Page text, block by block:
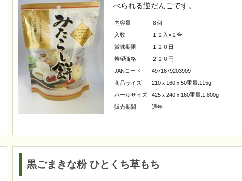
べられる逆だんごです。
内容量
８個
入数
１２入×２合
賞味期限
１２０日
希望価格
２２０円
JANコード
4971679203909
商品サイズ
210ｘ160ｘ50重量:115g
ボールサイズ
425ｘ240ｘ160重量:1,800g
販売期間
通年
黒ごまきな粉 ひとくち草もち